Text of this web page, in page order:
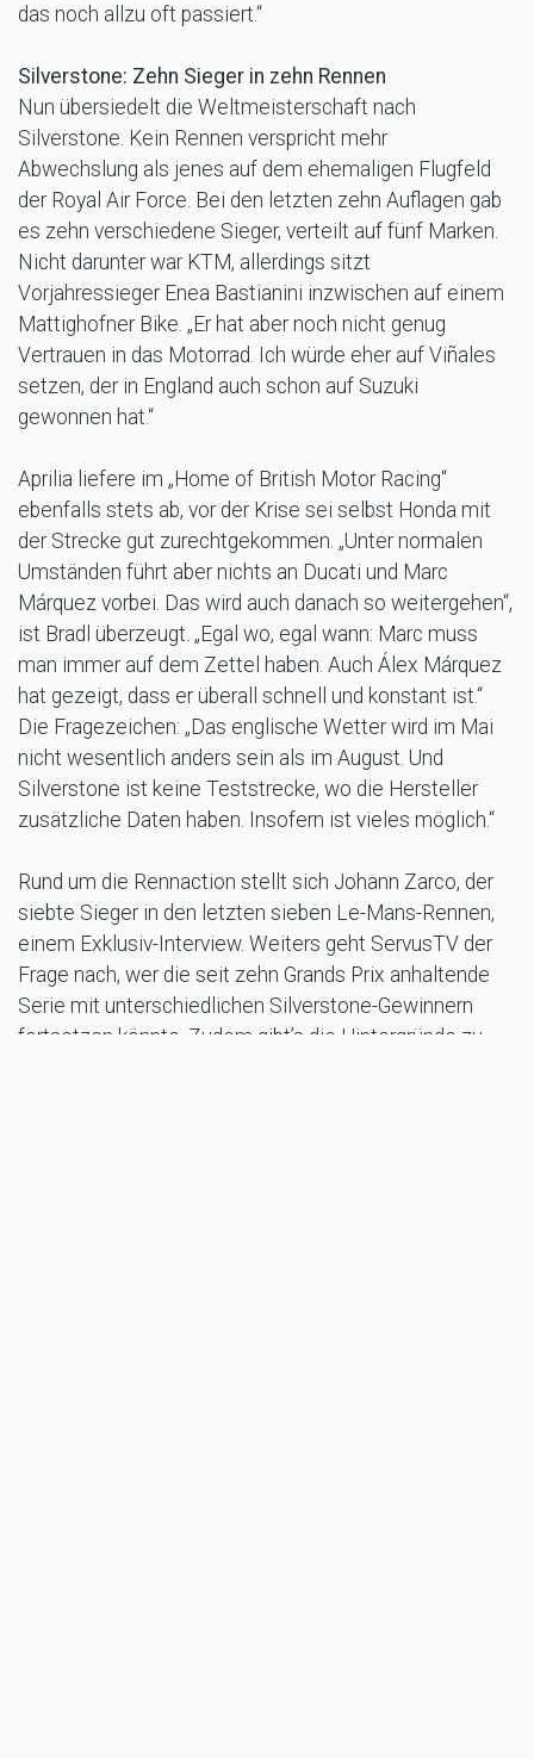
das noch allzu oft passiert.“
Silverstone: Zehn Sieger in zehn Rennen
Nun übersiedelt die Weltmeisterschaft nach
Silverstone. Kein Rennen verspricht mehr
Abwechslung als jenes auf dem ehemaligen Flugfeld
der Royal Air Force. Bei den letzten zehn Auflagen gab
es zehn verschiedene Sieger, verteilt auf fünf Marken.
Nicht darunter war KTM, allerdings sitzt
Vorjahressieger Enea Bastianini inzwischen auf einem
Mattighofner Bike. „Er hat aber noch nicht genug
Vertrauen in das Motorrad. Ich würde eher auf Viñales
setzen, der in England auch schon auf Suzuki
gewonnen hat.“
Aprilia liefere im „Home of British Motor Racing“
ebenfalls stets ab, vor der Krise sei selbst Honda mit
der Strecke gut zurechtgekommen. „Unter normalen
Umständen führt aber nichts an Ducati und Marc
Márquez vorbei. Das wird auch danach so weitergehen“,
ist Bradl überzeugt. „Egal wo, egal wann: Marc muss
man immer auf dem Zettel haben. Auch Álex Márquez
hat gezeigt, dass er überall schnell und konstant ist.“
Die Fragezeichen: „Das englische Wetter wird im Mai
nicht wesentlich anders sein als im August. Und
Silverstone ist keine Teststrecke, wo die Hersteller
zusätzliche Daten haben. Insofern ist vieles möglich.“
Rund um die Rennaction stellt sich Johann Zarco, der
siebte Sieger in den letzten sieben Le-Mans-Rennen,
einem Exklusiv-Interview. Weiters geht ServusTV der
Frage nach, wer die seit zehn Grands Prix anhaltende
Serie mit unterschiedlichen Silverstone-Gewinnern
fortsetzen könnte. Zudem gibt’s die Hintergründe zu